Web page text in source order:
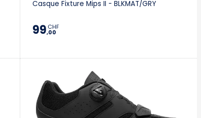
Casque Fixture Mips II - BLKMAT/GRY
99,00
CHF